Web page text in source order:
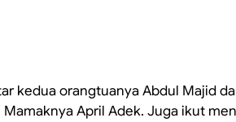
kedua orangtuanya Abdul Majid
April Adek. Juga ikut